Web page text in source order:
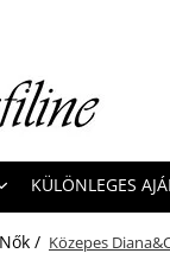
KÜLÖNLEGES
Nők / Közepes